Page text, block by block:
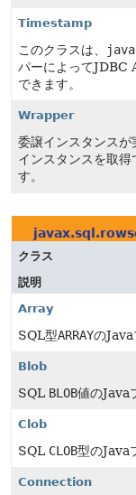
Timestamp
このクラスは、
パーによってJDBC
できます。
Wrapper
委譲インスタンス
インスタンスを取
す。
クラス
説明
Array
SQL型ARRAYのJava
Blob
SQL BLOB値のJava
Clob
SQL CLOB型のJava
Connection